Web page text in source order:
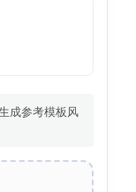
成参考模板风